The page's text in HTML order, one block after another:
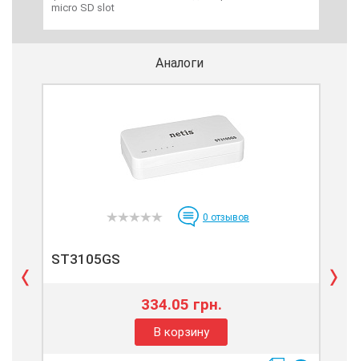
micro SD slot
Аналоги
0 отзывов
ST3105GS
334.05 грн.
В корзину